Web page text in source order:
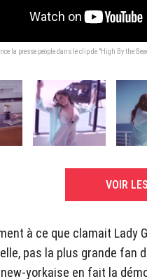
la presse people dans le clip de "High By the
VOIR
à ce que clamait Lady
pas la plus grande fan
yorkaise en fait la